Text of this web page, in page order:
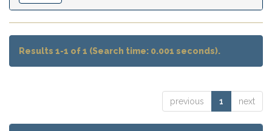
Results 1-1 of 1 (Search time: 0.001 seconds).
previous 1 next